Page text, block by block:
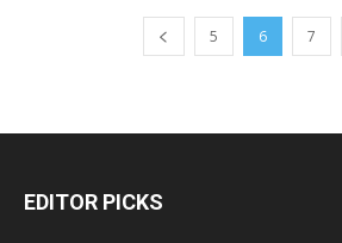
5 6 7
EDITOR PICKS